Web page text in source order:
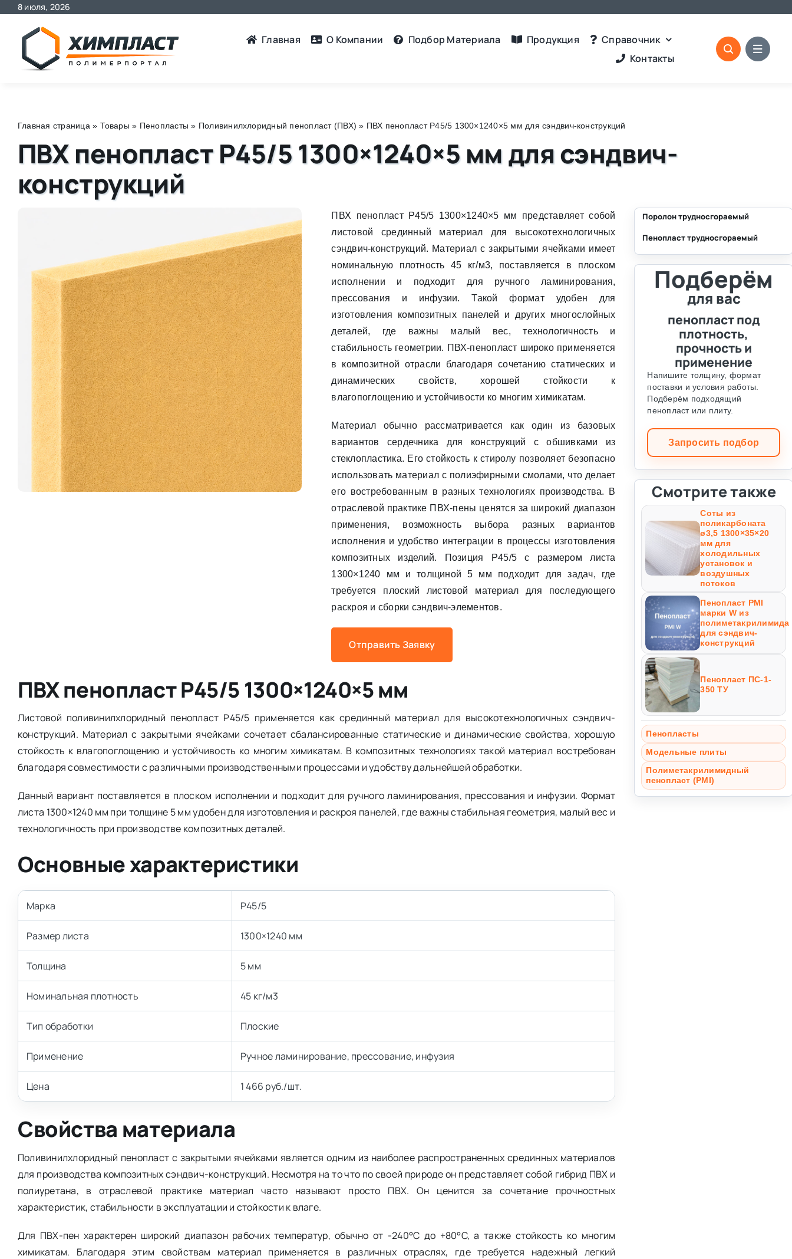
Skip
content
8 июля, 2026
Главная О Компании Подбор Материалa Продукция
Справочник
Контакты
Главная страница » Товары » Пенопласты » Поливинилхлоридный пенопласт (ПВХ) » ПВХ пенопласт Р45/5 1300×1240×5 мм для сэндвич-конструкций
ПВХ пенопласт Р45/5 1300×1240×5 мм для сэндвич-
конструкций
ПВХ пенопласт Р45/5 1300×1240×5 мм представляет собой
листовой срединный материал для высокотехнологичных
сэндвич-конструкций. Материал с закрытыми ячейками имеет
номинальную плотность 45 кг/м3, поставляется в плоском
исполнении и подходит для ручного ламинирования,
прессования и инфузии. Такой формат удобен для
изготовления композитных панелей и других многослойных
деталей, где важны малый вес, технологичность и
стабильность геометрии. ПВХ-пенопласт широко применяется
в композитной отрасли благодаря сочетанию статических и
динамических свойств, хорошей стойкости к
влагопоглощению и устойчивости ко многим химикатам.
Материал обычно рассматривается как один из базовых
вариантов сердечника для конструкций с обшивками из
стеклопластика. Его стойкость к стиролу позволяет безопасно
использовать материал с полиэфирными смолами, что делает
его востребованным в разных технологиях производства. В
отраслевой практике ПВХ-пены ценятся за широкий диапазон
применения, возможность выбора разных вариантов
исполнения и удобство интеграции в процессы изготовления
композитных изделий. Позиция Р45/5 с размером листа
1300×1240 мм и толщиной 5 мм подходит для задач, где
требуется плоский листовой материал для последующего
раскроя и сборки сэндвич-элементов.
Отправить Заявку
ПВХ пенопласт Р45/5 1300×1240×5 мм
Листовой поливинилхлоридный пенопласт Р45/5 применяется как срединный материал для высокотехнологичных сэндвич-
конструкций. Материал с закрытыми ячейками сочетает сбалансированные статические и динамические свойства, хорошую
стойкость к влагопоглощению и устойчивость ко многим химикатам. В композитных технологиях такой материал востребован
благодаря совместимости с различными производственными процессами и удобству дальнейшей обработки.
Данный вариант поставляется в плоском исполнении и подходит для ручного ламинирования, прессования и инфузии. Формат
листа 1300×1240 мм при толщине 5 мм удобен для изготовления и раскроя панелей, где важны стабильная геометрия, малый вес и
технологичность при производстве композитных деталей.
Основные характеристики
Марка Р45/5
Размер листа 1300×1240 мм
Толщина 5 мм
Номинальная плотность 45 кг/м3
Тип обработки Плоские
Применение Ручное ламинирование, прессование, инфузия
Цена 1 466 руб./шт.
Свойства материала
Поливинилхлоридный пенопласт с закрытыми ячейками является одним из наиболее распространенных срединных материалов
для производства композитных сэндвич-конструкций. Несмотря на то что по своей природе он представляет собой гибрид ПВХ и
полиуретана, в отраслевой практике материал часто называют просто ПВХ. Он ценится за сочетание прочностных
характеристик, стабильности в эксплуатации и стойкости к влаге.
Для ПВХ-пен характерен широкий диапазон рабочих температур, обычно от -240°C до +80°C, а также стойкость ко многим
химикатам. Благодаря этим свойствам материал применяется в различных отраслях, где требуется надежный легкий
Поролон трудносгораемый
Пенопласт трудносгораемый
Подберём
для вас
пенопласт под
плотность,
прочность и
применение
Напишите толщину, формат
поставки и условия работы.
Подберём подходящий
пенопласт или плиту.
Запросить подбор
Смотрите также
Соты из
поликарбоната
ø3,5 1300×35×20
мм для
холодильных
установок и
воздушных
потоков
Пенопласт PMI
марки W из
полиметакрилимида
для сэндвич-
конструкций
Пенопласт ПС-1-
350 ТУ
Пенопласты
Модельные плиты
Полиметакрилимидный
пенопласт (PMI)